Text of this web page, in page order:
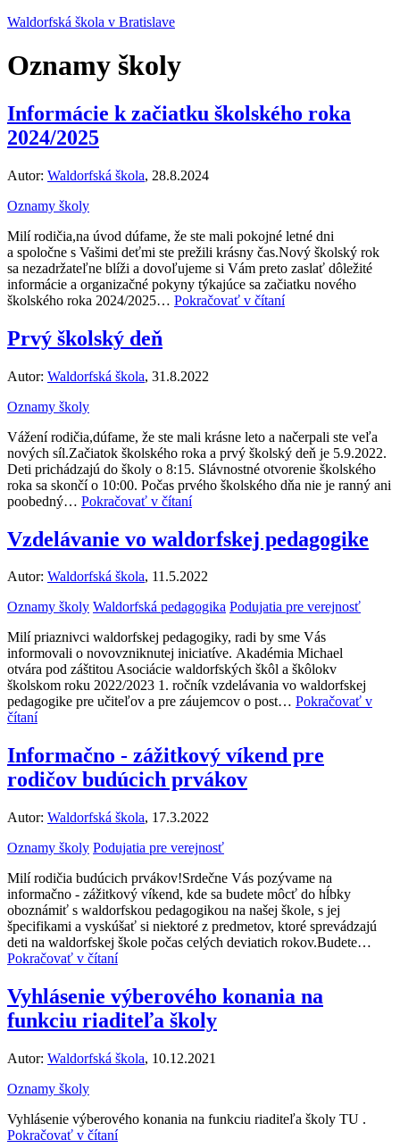
Waldorfská škola v Bratislave
Oznamy školy
Informácie k začiatku školského roka
2024/2025
Autor: Waldorfská škola, 28.8.2024
Oznamy školy
Milí rodičia,na úvod dúfame, že ste mali pokojné letné dni
a spoločne s Vašimi deťmi ste prežili krásny čas.Nový školský rok
sa nezadržateľne blíži a dovoľujeme si Vám preto zaslať dôležité
informácie a organizačné pokyny týkajúce sa začiatku nového
školského roka 2024/2025… Pokračovať v čítaní
Prvý školský deň
Autor: Waldorfská škola, 31.8.2022
Oznamy školy
Vážení rodičia,dúfame, že ste mali krásne leto a načerpali ste veľa
nových síl.Začiatok školského roka a prvý školský deň je 5.9.2022.
Deti prichádzajú do školy o 8:15. Slávnostné otvorenie školského
roka sa skončí o 10:00. Počas prvého školského dňa nie je ranný ani
poobedný… Pokračovať v čítaní
Vzdelávanie vo waldorfskej pedagogike
Autor: Waldorfská škola, 11.5.2022
Oznamy školy Waldorfská pedagogika Podujatia pre verejnosť
Milí priaznivci waldorfskej pedagogiky, radi by sme Vás
informovali o novovzniknutej iniciatíve. Akadémia Michael
otvára pod záštitou Asociácie waldorfských škôl a škôlokv
školskom roku 2022/2023 1. ročník vzdelávania vo waldorfskej
pedagogike pre učiteľov a pre záujemcov o post… Pokračovať v
čítaní
Informačno - zážitkový víkend pre
rodičov budúcich prvákov
Autor: Waldorfská škola, 17.3.2022
Oznamy školy Podujatia pre verejnosť
Milí rodičia budúcich prvákov!Srdečne Vás pozývame na
informačno - zážitkový víkend, kde sa budete môcť do hĺbky
oboznámiť s waldorfskou pedagogikou na našej škole, s jej
špecifikami a vyskúšať si niektoré z predmetov, ktoré sprevádzajú
deti na waldorfskej škole počas celých deviatich rokov.Budete…
Pokračovať v čítaní
Vyhlásenie výberového konania na
funkciu riaditeľa školy
Autor: Waldorfská škola, 10.12.2021
Oznamy školy
Vyhlásenie výberového konania na funkciu riaditeľa školy TU .
Pokračovať v čítaní